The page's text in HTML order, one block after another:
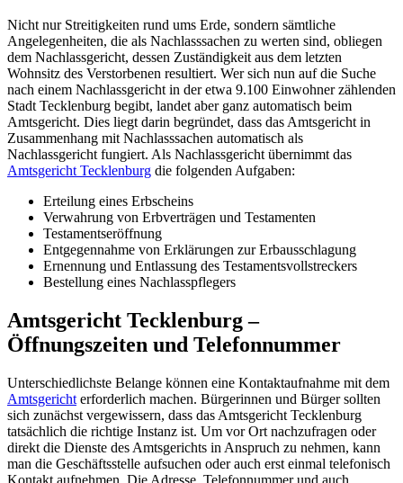
Nicht nur Streitigkeiten rund ums Erde, sondern sämtliche
Angelegenheiten, die als Nachlasssachen zu werten sind, obliegen
dem Nachlassgericht, dessen Zuständigkeit aus dem letzten
Wohnsitz des Verstorbenen resultiert. Wer sich nun auf die Suche
nach einem Nachlassgericht in der etwa 9.100 Einwohner zählenden
Stadt Tecklenburg begibt, landet aber ganz automatisch beim
Amtsgericht. Dies liegt darin begründet, dass das Amtsgericht in
Zusammenhang mit Nachlasssachen automatisch als
Nachlassgericht fungiert. Als Nachlassgericht übernimmt das
Amtsgericht Tecklenburg die folgenden Aufgaben:
Erteilung eines Erbscheins
Verwahrung von Erbverträgen und Testamenten
Testamentseröffnung
Entgegennahme von Erklärungen zur Erbausschlagung
Ernennung und Entlassung des Testamentsvollstreckers
Bestellung eines Nachlasspflegers
Amtsgericht Tecklenburg –
Öffnungszeiten und Telefonnummer
Unterschiedlichste Belange können eine Kontaktaufnahme mit dem
Amtsgericht erforderlich machen. Bürgerinnen und Bürger sollten
sich zunächst vergewissern, dass das Amtsgericht Tecklenburg
tatsächlich die richtige Instanz ist. Um vor Ort nachzufragen oder
direkt die Dienste des Amtsgerichts in Anspruch zu nehmen, kann
man die Geschäftsstelle aufsuchen oder auch erst einmal telefonisch